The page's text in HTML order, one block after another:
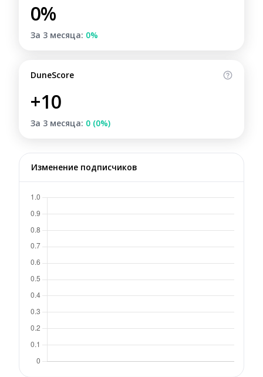
0%
За 3 месяца: 0%
DuneScore
+10
За 3 месяца: 0 (0%)
Изменение подписчиков